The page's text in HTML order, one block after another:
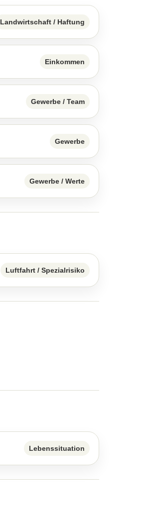
Landwirtschaft / Haftung
Einkommen
Gewerbe / Team
Gewerbe
Gewerbe / Werte
Luftfahrt / Spezialrisiko
Lebenssituation